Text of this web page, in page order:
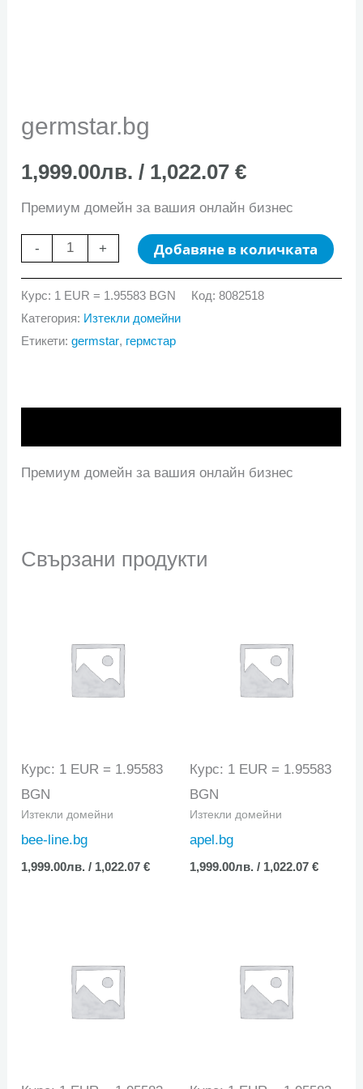
germstar.bg
1,999.00лв. / 1,022.07 €
Премиум домейн за вашия онлайн бизнес
-
количество
germstar.bg
+ Добавяне в количката
Курс: 1 EUR = 1.95583 BGN Код:8082518
Категория: Изтекли домейни
Етикети:germstar, гермстар
Премиум домейн за вашия онлайн бизнес
Свързани продукти
Курс: 1 EUR = 1.95583
BGN
Изтекли домейни
bee-line.bg
1,999.00лв. / 1,022.07 €
Курс: 1 EUR = 1.95583
BGN
Изтекли домейни
apel.bg
1,999.00лв. / 1,022.07 €